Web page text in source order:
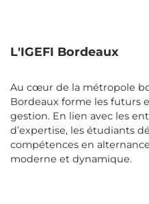
L'IGEFI Bordeaux
Au cœur de la métropole
Bordeaux forme les futurs
gestion. En lien avec les
d’expertise, les étudiants
compétences en
moderne et dynamique.